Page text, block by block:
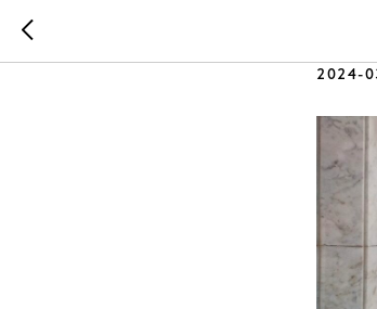
2024-